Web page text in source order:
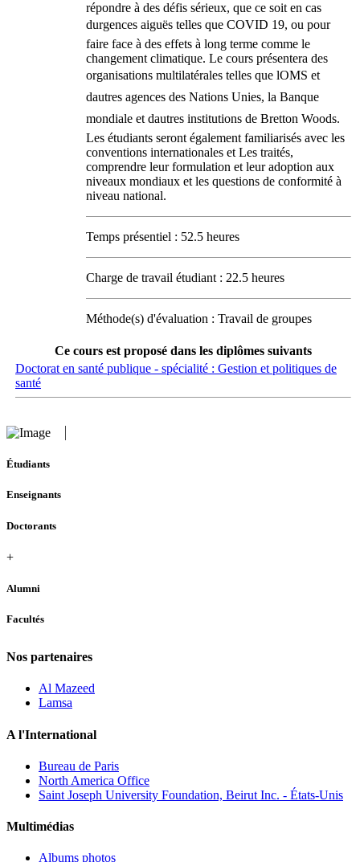
répondre à des défis sérieux, que ce soit en cas
durgences aiguës telles que COVID 19, ou pour
faire face à des effets à long terme comme le
changement climatique. Le cours présentera des
organisations multilatérales telles que lOMS et
dautres agences des Nations Unies, la Banque
mondiale et dautres institutions de Bretton Woods.
Les étudiants seront également familiarisés avec les
conventions internationales et Les traités,
comprendre leur formulation et leur adoption aux
niveaux mondiaux et les questions de conformité à
niveau national.
Temps présentiel : 52.5 heures
Charge de travail étudiant : 22.5 heures
Méthode(s) d'évaluation : Travail de groupes
Ce cours est proposé dans les diplômes suivants
Doctorat en santé publique - spécialité : Gestion et politiques de
santé
Étudiants
Enseignants
Doctorants
+
Alumni
Facultés
Nos partenaires
Al Mazeed
Lamsa
A l'International
Bureau de Paris
North America Office
Saint Joseph University Foundation, Beirut Inc. - États-Unis
Multimédias
Albums photos